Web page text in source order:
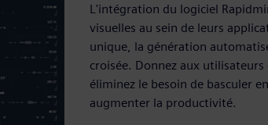
L'intégration du logiciel
visuelles au sein de leurs
unique, la génération
croisée. Donnez aux
éliminez le besoin de basculer
augmenter la productivité.